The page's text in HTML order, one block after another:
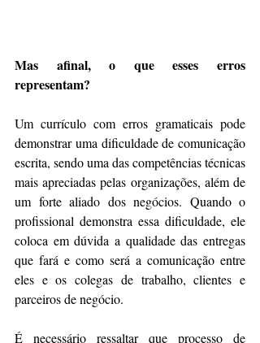
Mas afinal, o que esses erros
representam?
Um currículo com erros gramaticais pode
demonstrar uma dificuldade de comunicação
escrita, sendo uma das competências técnicas
mais apreciadas pelas organizações, além de
um forte aliado dos negócios. Quando o
profissional demonstra essa dificuldade, ele
coloca em dúvida a qualidade das entregas
que fará e como será a comunicação entre
eles e os colegas de trabalho, clientes e
parceiros de negócio.
É necessário ressaltar que processo de